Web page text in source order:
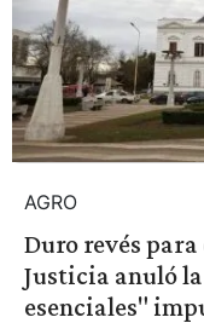
AGRO
Duro revés
Justicia anuló
esenciales"